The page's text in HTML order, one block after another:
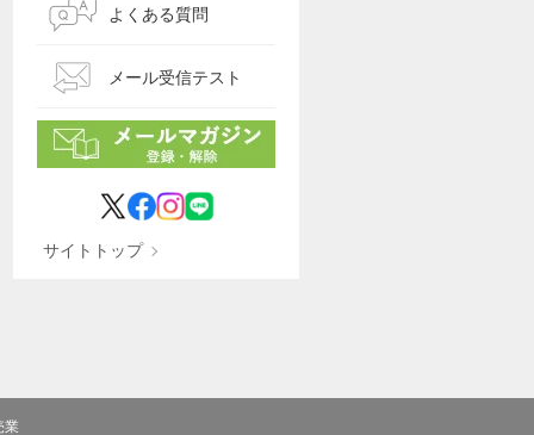
よくある質問
メール受信テスト
サイトトップ
業